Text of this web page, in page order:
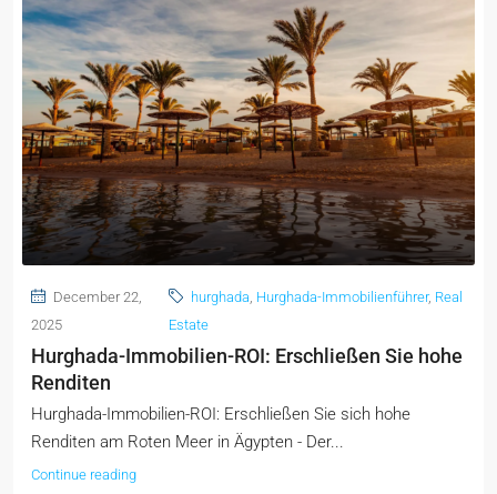
December 22,
2025
hurghada, Hurghada-Immobilienführer, Real
Estate
Hurghada-Immobilien-ROI: Erschließen Sie hohe
Renditen
Hurghada-Immobilien-ROI: Erschließen Sie sich hohe
Renditen am Roten Meer in Ägypten - Der...
Continue reading